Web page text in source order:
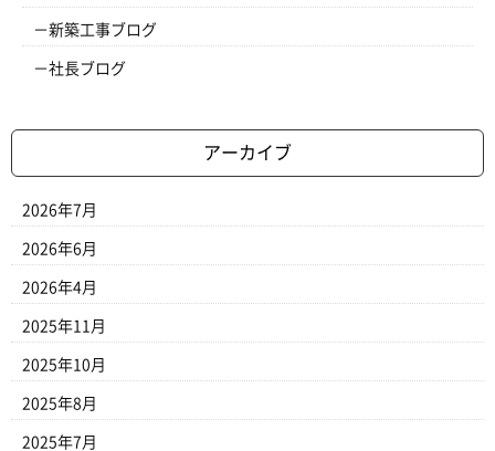
新築工事ブログ
社長ブログ
アーカイブ
2026年7月
2026年6月
2026年4月
2025年11月
2025年10月
2025年8月
2025年7月